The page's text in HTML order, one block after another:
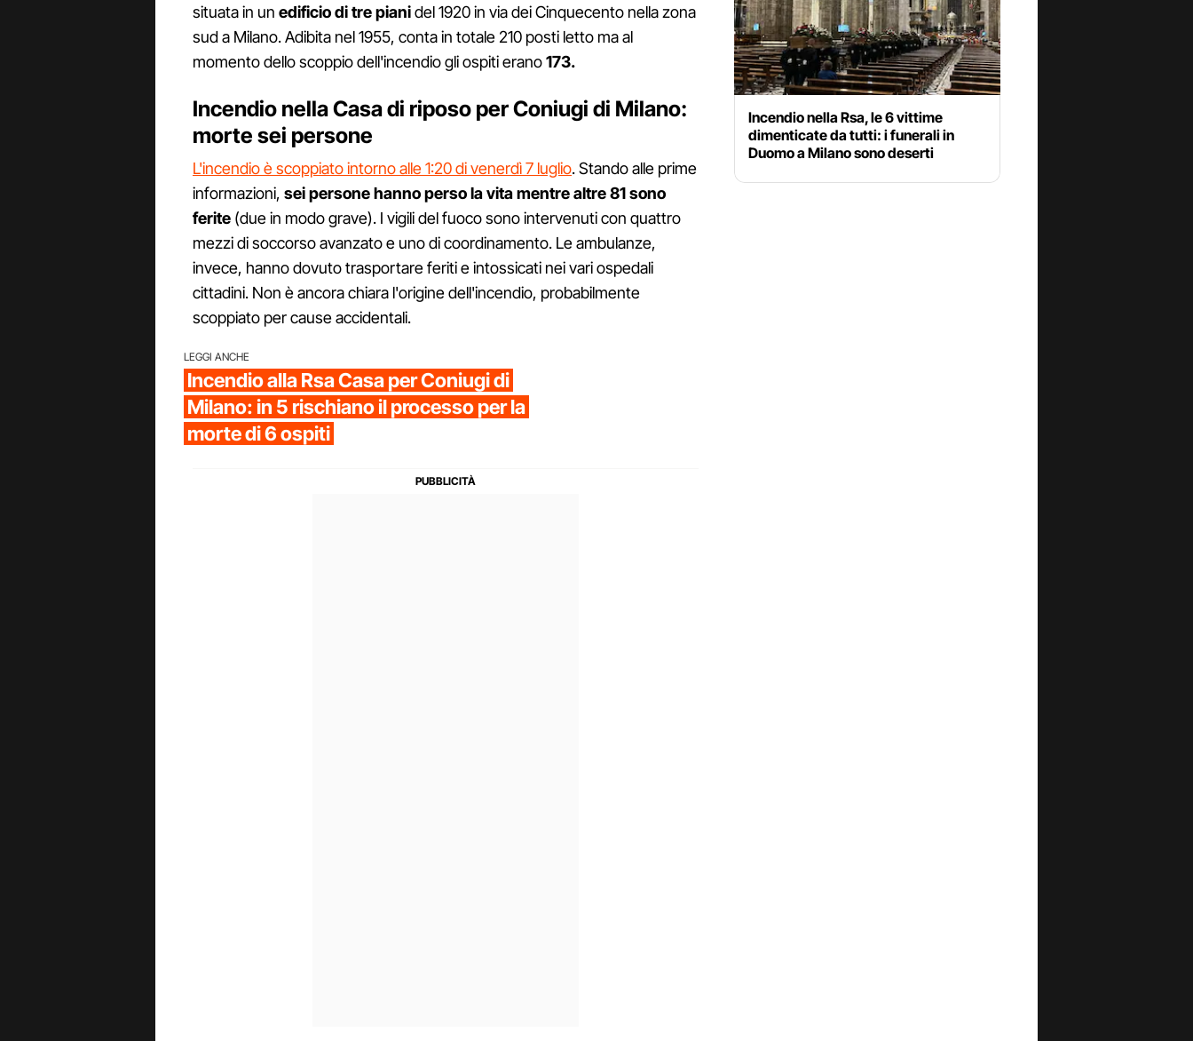
situata in un edificio di tre pianidel 1920 in via dei Cinquecento nella zona
sud a Milano. Adibita nel 1955, conta in totale 210 posti letto ma al
momento dello scoppio dell'incendio gli ospiti erano173.
Incendio nella Casa di riposo per Coniugi di Milano:
morte sei persone
L'incendio è scoppiato intorno alle 1:20 di venerdì 7 luglio. Stando alle prime
informazioni, sei persone hanno perso la vita mentre altre 81 sono
ferite (due in modo grave). I vigili del fuoco sono intervenuti con quattro
mezzi di soccorso avanzato e uno di coordinamento. Le ambulanze,
invece, hanno dovuto trasportare feriti e intossicati nei vari ospedali
cittadini. Non è ancora chiara l'origine dell'incendio, probabilmente
scoppiato per cause accidentali.
LEGGI ANCHE
Incendio alla Rsa Casa per Coniugi di
Milano: in 5 rischiano il processo per la
morte di 6 ospiti
Incendio nella Rsa, le 6 vittime
dimenticate da tutti: i funerali in
Duomo a Milano sono deserti